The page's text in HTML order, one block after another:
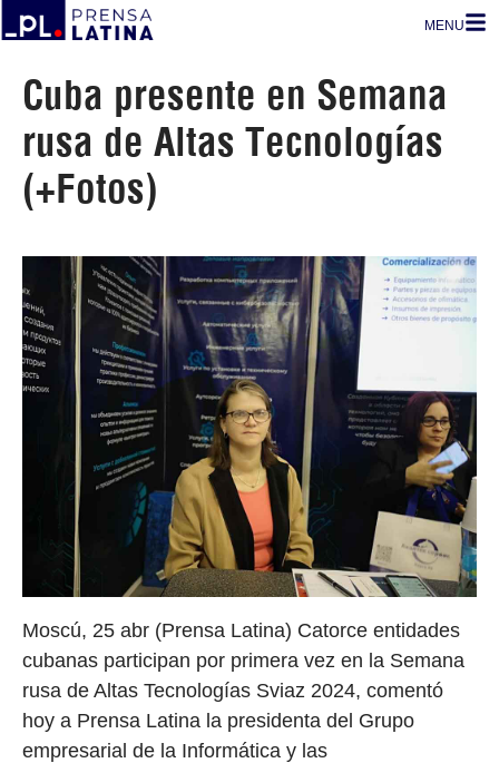
MENU
Cuba presente en Semana
rusa de Altas Tecnologías
(+Fotos)
Moscú, 25 abr (Prensa Latina) Catorce entidades
cubanas participan por primera vez en la Semana
rusa de Altas Tecnologías Sviaz 2024, comentó
hoy a Prensa Latina la presidenta del Grupo
empresarial de la Informática y las